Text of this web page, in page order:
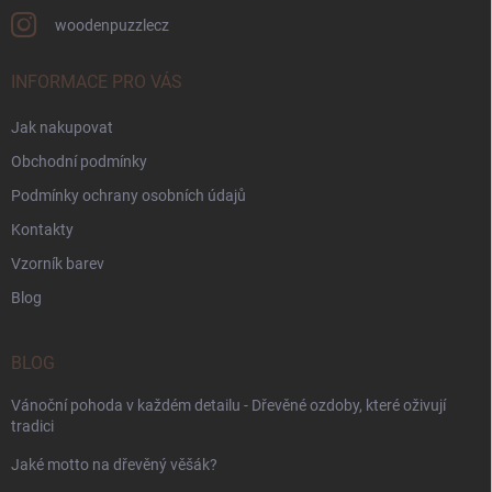
woodenpuzzlecz
INFORMACE PRO VÁS
Jak nakupovat
Obchodní podmínky
Podmínky ochrany osobních údajů
Kontakty
Vzorník barev
Blog
BLOG
Vánoční pohoda v každém detailu - Dřevěné ozdoby, které oživují
tradici
Jaké motto na dřevěný věšák?